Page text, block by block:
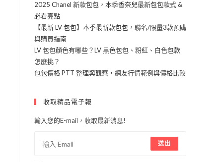
2025 Chanel 新款包包，本季香奈兒最新包包款式 &
必看亮點
【最新 LV 包包】本季最新款包包，聯名/限量3款預購
與購買指南
LV 包包顏色有哪些？LV 黑色包包、粉紅、白色包款
怎麼挑？
包包價格 PTT 整理與觀察，網友行情範例與價格比較
收取精品電子報
輸入您的E-mail，收取最新消息!
送出